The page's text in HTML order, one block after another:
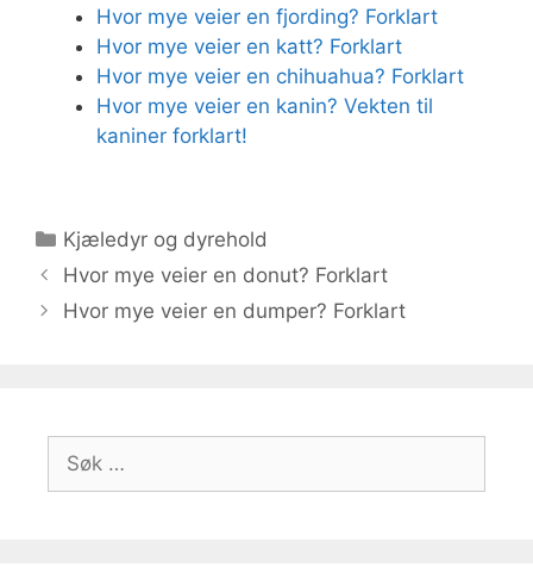
Hvor mye veier en fjording? Forklart
Hvor mye veier en katt? Forklart
Hvor mye veier en chihuahua? Forklart
Hvor mye veier en kanin? Vekten til
kaniner forklart!
Kategorier
Kjæledyr og dyrehold
Hvor mye veier en donut? Forklart
Hvor mye veier en dumper? Forklart
Søk
etter: